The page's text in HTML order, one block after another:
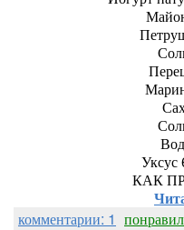
Уксус
КАК
комментарии: 1